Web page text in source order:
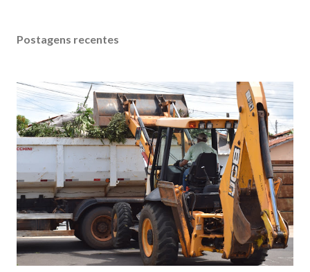
de cobertura vegetal, especialmente no período de
pertinente, ações preventivas em áreas públicas e rurais,
acionamento de aeronaves, planos de contingência,
impactos da estiagem na saúde e o sistema de comando em
emergências. O evento contou com a presença dos
coordenadores estaduais da Defesa Civil, Capitão PM Caio
Veneziani, Sargento Alessandra e Soldado Hudson, do
secretário municipal de administração e governo, Claudirlei
Santiago Domingues e...
Postagens recentes